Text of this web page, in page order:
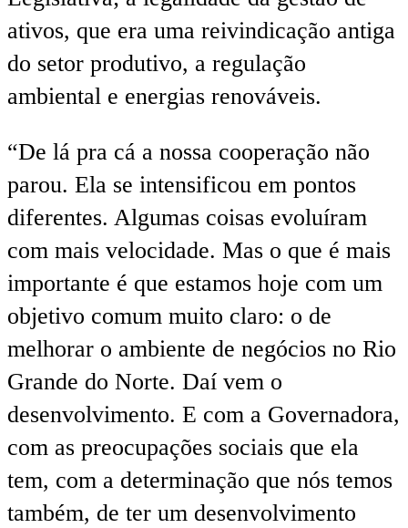
ativos, que era uma reivindicação antiga
do setor produtivo, a regulação
ambiental e energias renováveis.
“De lá pra cá a nossa cooperação não
parou. Ela se intensificou em pontos
diferentes. Algumas coisas evoluíram
com mais velocidade. Mas o que é mais
importante é que estamos hoje com um
objetivo comum muito claro: o de
melhorar o ambiente de negócios no Rio
Grande do Norte. Daí vem o
desenvolvimento. E com a Governadora,
com as preocupações sociais que ela
tem, com a determinação que nós temos
também, de ter um desenvolvimento